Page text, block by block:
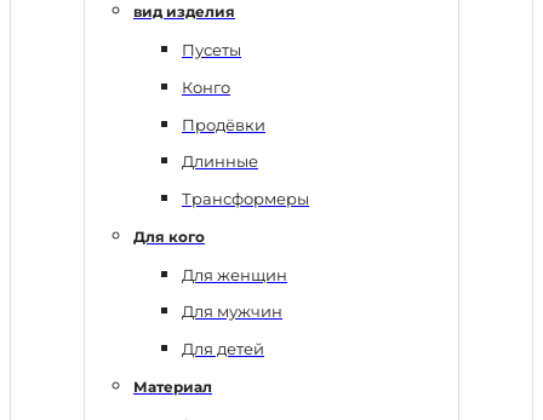
вид изделия
Пусеты
Конго
Продёвки
Длинные
Трансформеры
Для кого
Для женщин
Для мужчин
Для детей
Материал